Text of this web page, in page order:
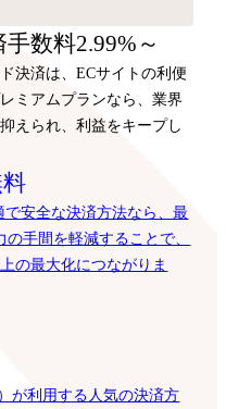
数料2.99%～
決済は、ECサイトの利便
ミアムプランなら、業界
えられ、利益をキープし
料
で安全な決済方法なら、最
手間を軽減することで、
の最大化につながりま
が利用する人気の決済方